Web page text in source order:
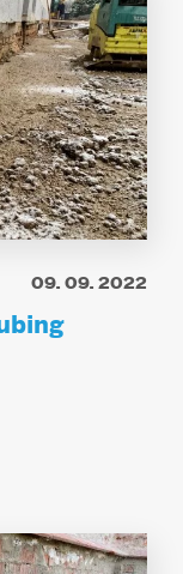
09. 09. 2022